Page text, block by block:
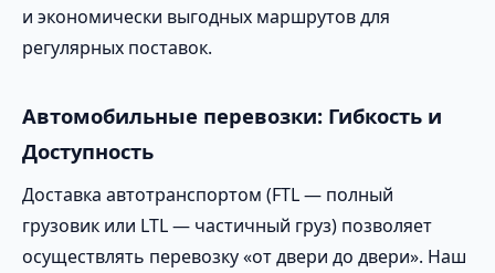
и экономически выгодных маршрутов для
регулярных поставок.
Автомобильные перевозки: Гибкость и
Доступность
Доставка автотранспортом (FTL — полный
грузовик или LTL — частичный груз) позволяет
осуществлять перевозку «от двери до двери». Наш